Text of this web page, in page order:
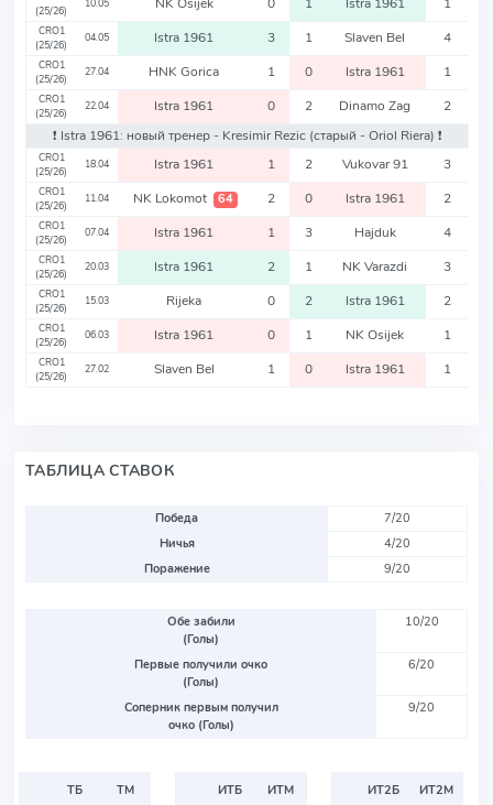
(25/26)
10.05 NK Osijek 0 1 Istra 1961 1
CRO1
(25/26)
04.05 Istra 1961 3 1 Slaven Bel 4
CRO1
(25/26)
27.04 HNK Gorica 1 0 Istra 1961 1
CRO1
(25/26)
22.04 Istra 1961 0 2 Dinamo Zag
2
❗️ Istra 1961: новый тренер - Kresimir Rezic (старый - Oriol Riera) ❗️
CRO1
(25/26)
18.04 Istra 1961 1 2 Vukovar 91 3
CRO1
(25/26)
11.04 NK Lokomot 64 2 0 Istra 1961 2
CRO1
(25/26)
07.04 Istra 1961 1 3 Hajduk 4
CRO1
(25/26)
20.03 Istra 1961 2 1 NK Varazdi 3
CRO1
(25/26)
15.03 Rijeka 0 2 Istra 1961 2
CRO1
(25/26)
06.03 Istra 1961 0 1 NK Osijek 1
CRO1
(25/26)
27.02 Slaven Bel 1 0 Istra 1961 1
ТАБЛИЦА СТАВОК
Победа
7/20
Ничья
4/20
Поражение
9/20
Обе забили
(Голы)
10/20
Первые получили очко
(Голы)
6/20
Соперник первым получил
очко (Голы)
9/20
ТБ
ТМ
ИТБ
ИТМ
ИТ2Б
ИТ2М